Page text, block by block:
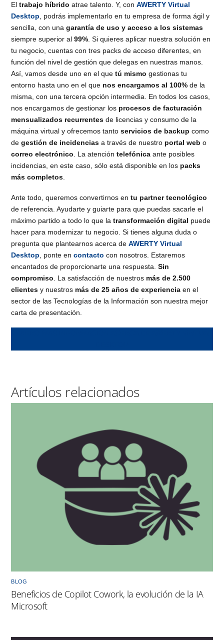
Eltrabajo híbrido atrae talento. Y, conAWERTY Virtual
Desktop , podrás implementarlo en tu empresa de forma ágil y
sencilla, con unagarantía de uso y acceso a los sistemas
siempre superior al99% . Si quieres aplicar nuestra solución en
tu negocio, cuentas con tres packs de acceso diferentes, en
función del nivel de gestión que delegas en nuestras manos.
Así, vamos desde uno en el quetú mismogestionas tu
entorno hasta uno en el que nos encargamos al 100%de la
misma, con una tercera opción intermedia. En todos los casos,
nos encargamos de gestionar los procesos de facturación
mensualizados recurrentes de licencias y consumo de la
máquina virtual y ofrecemos tantoservicios de backup como
degestión de incidencias a través de nuestro portal web o
correo electrónico . La atencióntelefónica ante posibles
incidencias, en este caso, sólo está disponible en los packs
más completos
Ante todo, queremos convertirnos entu partner tecnológico
de referencia. Ayudarte y guiarte para que puedas sacarle el
máximo partido a todo lo que latransformación digital puede
hacer para modernizar tu negocio. Si tienes alguna duda o
pregunta que plantearnos acerca deAWERTY Virtual
Desktop , ponte encontacto con nosotros. Estaremos
encantados de proporcionarte una respuesta.Sin
compromiso . La satisfacción de nuestros más de 2.500
clientes y nuestros más de 25 años de experiencia en el
sector de las Tecnologías de la Información son nuestra mejor
carta de presentación.
BLOG
Beneficios de Copilot Cowork, la evolución de la IA
Microsoft